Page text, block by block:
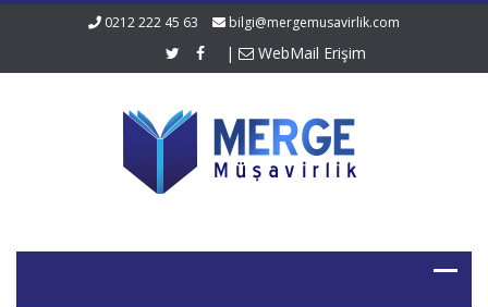
0212 222 45 63 bilgi@mergemusavirlik.com
| WebMail Erişim